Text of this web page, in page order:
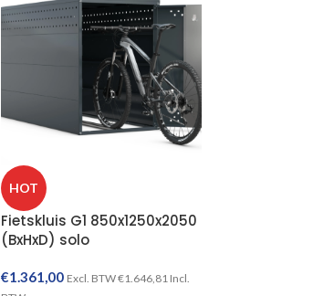
HOT
Fietskluis G1 850x1250x2050
(BxHxD) solo
€1.361,00 Excl. BTW€1.646,81 Incl.